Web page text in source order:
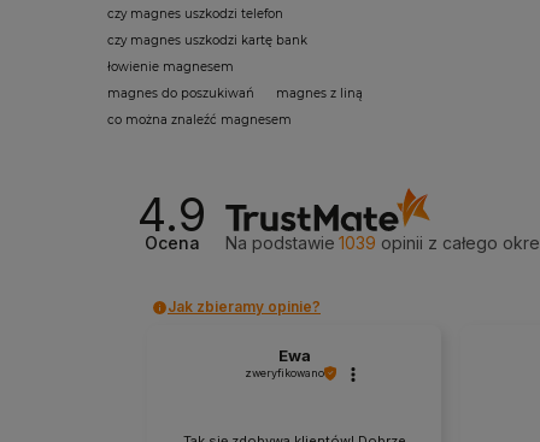
czy magnes uszkodzi telefon
czy magnes uszkodzi kartę bank
łowienie magnesem
magnes do poszukiwań
magnes z liną
co można znaleźć magnesem
4.9
Ocena Na podstawie 1039 opinii z całego
Jak zbieramy opinie?
Ewa
zweryfikowano